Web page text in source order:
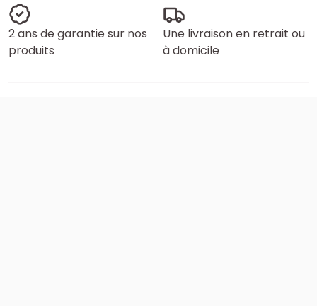
2 ans de garantie sur nos
produits
Une livraison en retrait ou
à domicile